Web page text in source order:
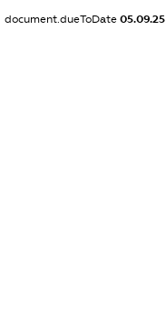
document.dueToDate 05.09.25